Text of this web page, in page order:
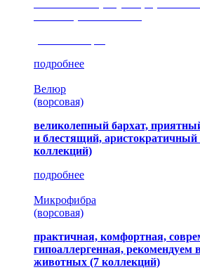
подробнее
Велюр
(ворсовая)
великолепный бархат,
и блестящий, аристократичный
коллекций)
подробнее
Микрофибра
(ворсовая)
практичная, комфортная,
гипоаллергенная, рекомендуем
животных (7 коллекций)